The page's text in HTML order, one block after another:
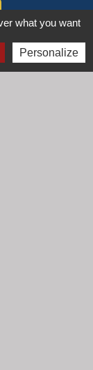
what you want
Personalize